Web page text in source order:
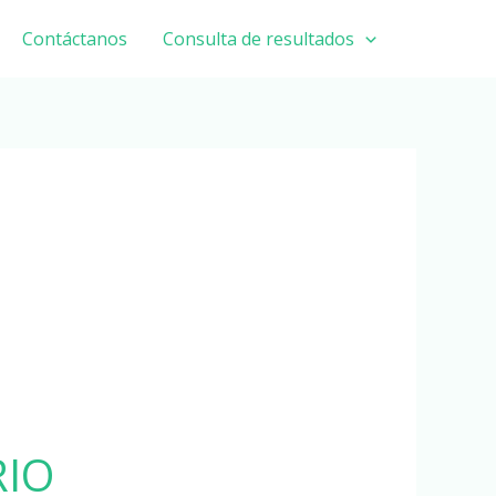
Contáctanos Consulta de resultados